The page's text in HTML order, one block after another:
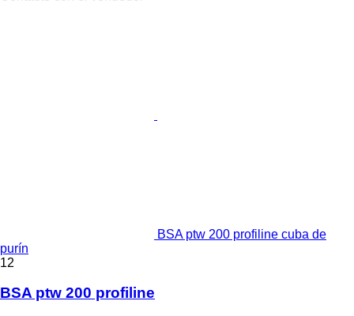
BSA ptw 200 profiline cuba de
purín
12
BSA ptw 200 profiline